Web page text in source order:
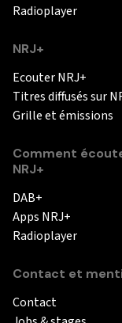
Radioplayer
NRJ+
Ecouter NRJ+
Titres diffusés sur
Grille et émissions
Comment
NRJ+
DAB+
Apps NRJ+
Radioplayer
Contact et
Contact